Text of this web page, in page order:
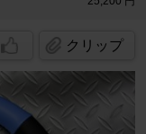
クリップ